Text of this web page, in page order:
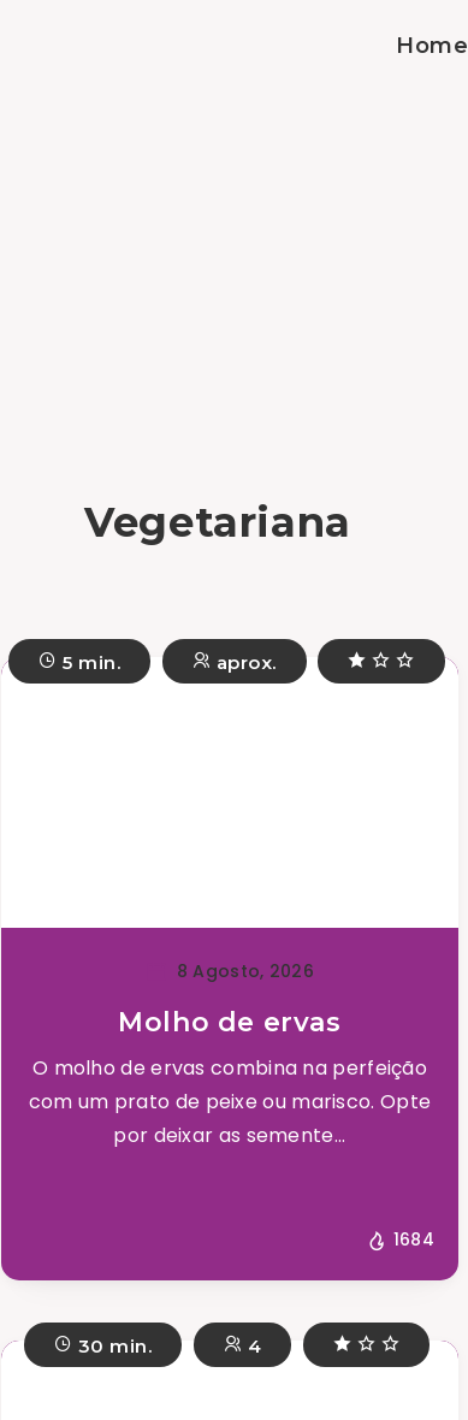
Home
Vegetariana
5 min. aprox.
8 Agosto, 2026
Molho de ervas
O molho de ervas combina na perfeição
com um prato de peixe ou marisco. Opte
por deixar as semente...
1684
30 min. 4